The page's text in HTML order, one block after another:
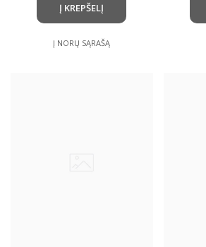
Į KREPŠELĮ
Į NORŲ SĄRAŠĄ